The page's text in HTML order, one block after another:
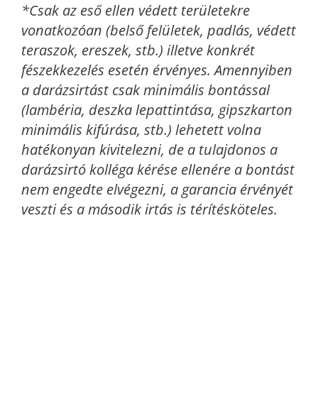
*Csak az eső ellen védett területekre
vonatkozóan (belső felületek, padlás, védett
teraszok, ereszek, stb.) illetve konkrét
fészekkezelés esetén érvényes. Amennyiben
a darázsirtást csak minimális bontással
(lambéria, deszka lepattintása, gipszkarton
minimális kifúrása, stb.) lehetett volna
hatékonyan kivitelezni, de a tulajdonos a
darázsirtó kolléga kérése ellenére a bontást
nem engedte elvégezni, a garancia érvényét
veszti és a második irtás is térítésköteles.